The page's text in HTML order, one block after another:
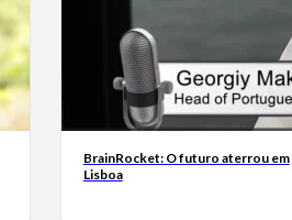
BrainRocket: O futuro aterrou em
Lisboa